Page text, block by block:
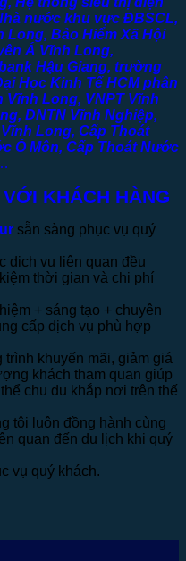
nước khu vực ĐBSCL,
Long, Bảo Hiểm Xã Hội
Á Vĩnh Long,
Hậu Giang, trường
Học Kinh Tế HCM phân
Vĩnh Long, VNPT Vĩnh
DNTN Vĩnh Nghiệp,
Long, Cấp Thoát
Ô Môn, Cấp Thoát Nước
KHÁCH HÀNG
sẵn sàng phục vụ quý
dịch vụ liên quan đều
thời gian và chi phí
+ sáng tạo + chuyên
cấp dịch vụ phù hợp
trình khuyến mãi, giảm giá
khách tham quan giúp
chu du khắp nơi trên thế
tôi luôn đồng hành cùng
quan đến du lịch khi quý
vụ quý khách.